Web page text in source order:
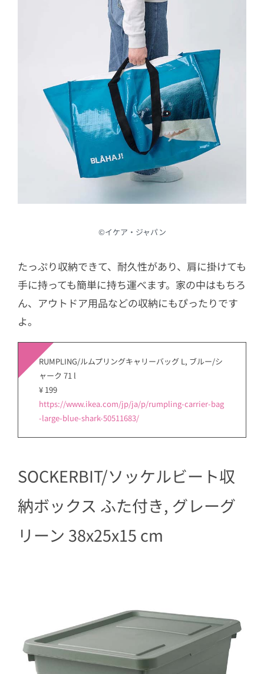
©︎イケア・ジャパン
たっぷり収納できて、耐久性があり、肩に掛けても
手に持っても簡単に持ち運べます。家の中はもちろ
ん、アウトドア用品などの収納にもぴったりです
よ。
RUMPLING/ルムプリングキャリーバッグ L, ブルー/シ
ャーク 71 l
¥ 199
https://www.ikea.com/jp/ja/p/rumpling-carrier-bag
-large-blue-shark-50511683/
SOCKERBIT/ソッケルビート収
納ボックス ふた付き, グレーグ
リーン 38x25x15 cm